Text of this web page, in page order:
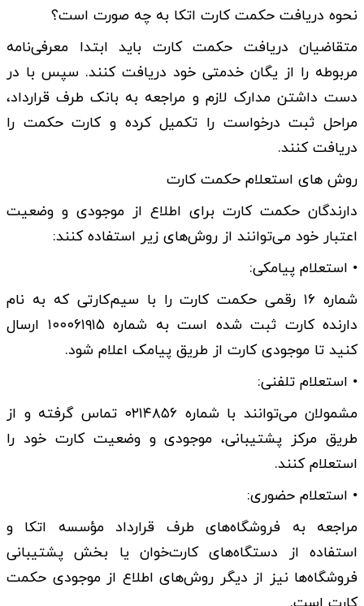
نحوه دریافت حکمت کارت اتکا به چه صورت است؟
متقاضیان دریافت حکمت کارت باید ابتدا معرفی‌نامه
مربوطه را از یگان خدمتی خود دریافت کنند. سپس با در
دست داشتن مدارک لازم و مراجعه به بانک طرف قرارداد،
مراحل ثبت درخواست را تکمیل کرده و کارت حکمت را
دریافت کنند.
روش های استعلام حکمت کارت
دارندگان حکمت کارت برای اطلاع از موجودی و وضعیت
اعتبار خود می‌توانند از روش‌های زیر استفاده کنند:
• استعلام پیامکی:
شماره ۱۶ رقمی حکمت کارت را با سیم‌کارتی که به نام
دارنده کارت ثبت شده است به شماره ۱۰۰۰۶۱۹۱۵ ارسال
کنید تا موجودی کارت از طریق پیامک اعلام شود.
• استعلام تلفنی:
مشمولان می‌توانند با شماره ۰۲۱۴۸۵۶ تماس گرفته و از
طریق مرکز پشتیبانی، موجودی و وضعیت کارت خود را
استعلام کنند.
• استعلام حضوری:
مراجعه به فروشگاه‌های طرف قرارداد مؤسسه اتکا و
استفاده از دستگاه‌های کارت‌خوان یا بخش پشتیبانی
فروشگاه‌ها نیز از دیگر روش‌های اطلاع از موجودی حکمت